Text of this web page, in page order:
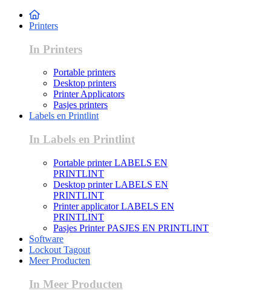
Printers
In Printers
Portable printers
Desktop printers
Printer Applicators
Pasjes printers
Labels en Printlint
In Labels en Printlint
Portable printer LABELS EN
PRINTLINT
Desktop printer LABELS EN
PRINTLINT
Printer applicator LABELS EN
PRINTLINT
Pasjes Printer PASJES EN PRINTLINT
Software
Lockout Tagout
Meer Producten
In Meer Producten